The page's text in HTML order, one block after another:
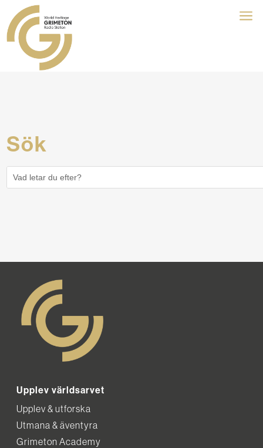
a
Sök
Upplev världsarvet
Upplev & utforska
Utmana & äventyra
Grimeton Academy